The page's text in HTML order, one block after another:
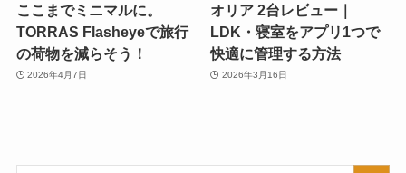
ここまでミニマルに。
TORRAS Flasheyeで旅行
の荷物を減らそう！
2026年4月7日
オリア 2台レビュー｜
LDK・寝室をアプリ1つで
快適に管理する方法
2026年3月16日